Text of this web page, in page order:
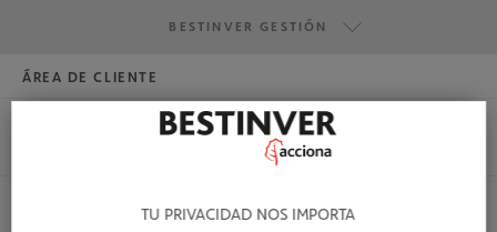
BESTINVER GESTIÓN
BESTINVER SECURITIES
ÁREA DE CLIENTE
TU PRIVACIDAD NOS IMPORTA